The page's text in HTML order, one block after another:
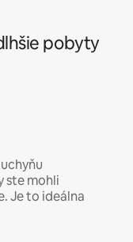
pobyty
ste mohli
Je to ideálna